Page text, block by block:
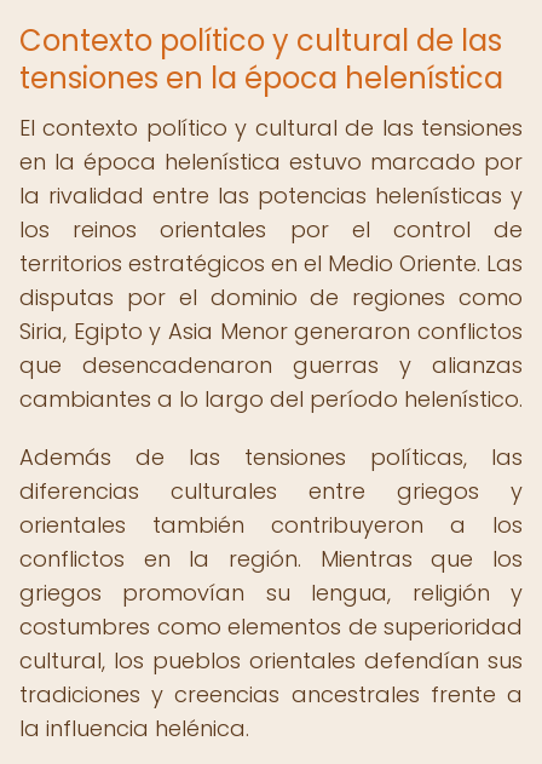
Contexto político y cultural de las
tensiones en la época helenística
El contexto político y cultural de las tensiones
en la época helenística estuvo marcado por
la rivalidad entre las potencias helenísticas y
los reinos orientales por el control de
territorios estratégicos en el Medio Oriente. Las
disputas por el dominio de regiones como
Siria, Egipto y Asia Menor generaron conflictos
que desencadenaron guerras y alianzas
cambiantes a lo largo del período helenístico.
Además de las tensiones políticas, las
diferencias culturales entre griegos y
orientales también contribuyeron a los
conflictos en la región. Mientras que los
griegos promovían su lengua, religión y
costumbres como elementos de superioridad
cultural, los pueblos orientales defendían sus
tradiciones y creencias ancestrales frente a
la influencia helénica.